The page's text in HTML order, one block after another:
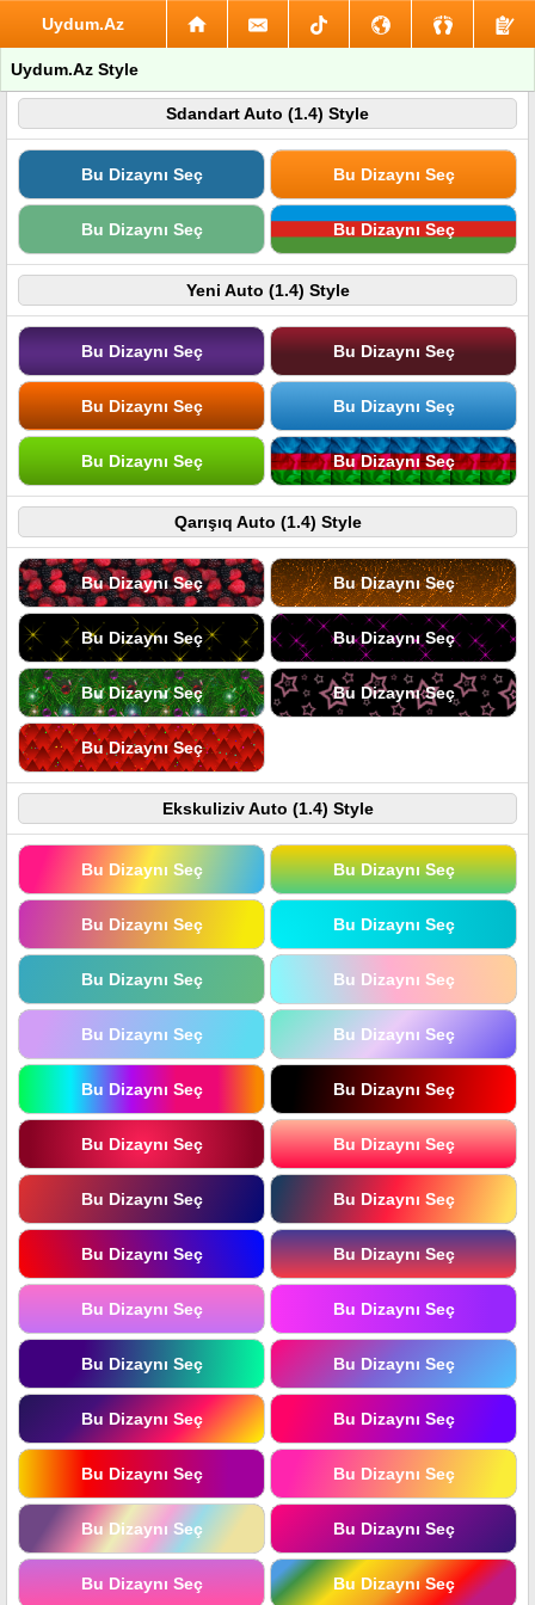
Uydum.Az
Uydum.Az Style
Sdandart Auto (1.4) Style
Bu Dizaynı Seç Bu Dizaynı Seç
Bu Dizaynı Seç Bu Dizaynı Seç
Yeni Auto (1.4) Style
Bu Dizaynı Seç Bu Dizaynı Seç
Bu Dizaynı Seç Bu Dizaynı Seç
Bu Dizaynı Seç Bu Dizaynı Seç
Qarışıq Auto (1.4) Style
Bu Dizaynı Seç Bu Dizaynı Seç
Bu Dizaynı Seç Bu Dizaynı Seç
Bu Dizaynı Seç Bu Dizaynı Seç
Bu Dizaynı Seç
Ekskuliziv Auto (1.4) Style
Bu Dizaynı Seç Bu Dizaynı Seç
Bu Dizaynı Seç Bu Dizaynı Seç
Bu Dizaynı Seç Bu Dizaynı Seç
Bu Dizaynı Seç Bu Dizaynı Seç
Bu Dizaynı Seç Bu Dizaynı Seç
Bu Dizaynı Seç Bu Dizaynı Seç
Bu Dizaynı Seç Bu Dizaynı Seç
Bu Dizaynı Seç Bu Dizaynı Seç
Bu Dizaynı Seç Bu Dizaynı Seç
Bu Dizaynı Seç Bu Dizaynı Seç
Bu Dizaynı Seç Bu Dizaynı Seç
Bu Dizaynı Seç Bu Dizaynı Seç
Bu Dizaynı Seç Bu Dizaynı Seç
Bu Dizaynı Seç Bu Dizaynı Seç